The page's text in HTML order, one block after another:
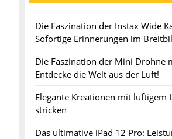
Die Faszination der Instax Wide
Sofortige Erinnerungen im
Die Faszination der Mini Drohne
Entdecke die Welt aus der Luft!
Elegante Kreationen mit luftigem
stricken
Das ultimative iPad 12 Pro: